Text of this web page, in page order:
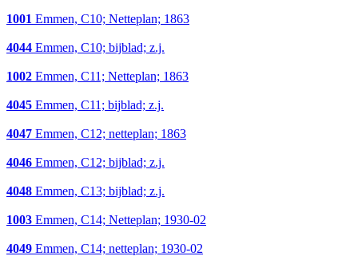
1001 Emmen, C10; Netteplan; 1863
4044 Emmen, C10; bijblad; z.j.
1002 Emmen, C11; Netteplan; 1863
4045 Emmen, C11; bijblad; z.j.
4047 Emmen, C12; netteplan; 1863
4046 Emmen, C12; bijblad; z.j.
4048 Emmen, C13; bijblad; z.j.
1003 Emmen, C14; Netteplan; 1930-02
4049 Emmen, C14; netteplan; 1930-02